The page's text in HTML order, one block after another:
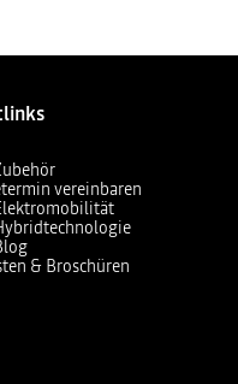
vereinbaren
& Broschüren